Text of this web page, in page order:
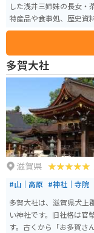
した浅井三姉妹の長女・
特産品や食事処、歴史資
や姉川の合戦場跡など、
歴史に興味のある方にはおすすめの場所
には広い駐車場が完備さ
るワインディングロード
リングにも最適です。地
が有名です。道の駅内
食材を使った料理を楽し
お菓子なども販売されて
多賀大社
滋賀県
#山｜高原 #神社｜寺院
多賀大社は、滋賀県犬上
い神社です。旧社格は官
す。古くから「お多賀さ